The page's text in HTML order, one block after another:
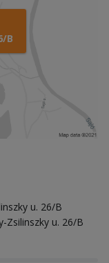
B
u. 26/B
Zsilinszky u. 26/B